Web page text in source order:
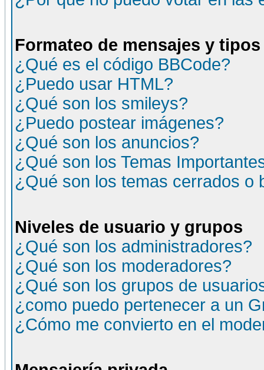
Formateo de mensajes y
¿Qué es el código BBCode?
¿Puedo usar HTML?
¿Qué son los smileys?
¿Puedo postear imágenes?
¿Qué son los anuncios?
¿Qué son los Temas
¿Qué son los temas cerrados o
Niveles de usuario y grupos
¿Qué son los administradores?
¿Qué son los moderadores?
¿Qué son los grupos de
¿como puedo pertenecer a un
¿Cómo me convierto en el